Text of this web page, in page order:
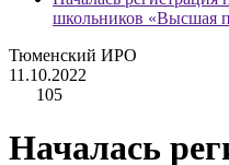
школьников «Высшая
Тюменский ИРО
11.10.2022
105
Началась